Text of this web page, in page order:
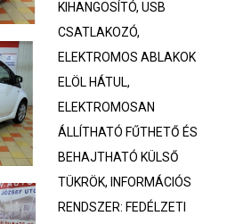
KIHANGOSÍTÓ, USB
CSATLAKOZÓ,
ELEKTROMOS ABLAKOK
ELÖL HÁTUL,
ELEKTROMOSAN
ÁLLÍTHATÓ FŰTHETŐ ÉS
BEHAJTHATÓ KÜLSŐ
TÜKRÖK, INFORMÁCIÓS
RENDSZER: FEDÉLZETI